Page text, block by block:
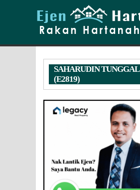
SAHARUDIN TUNGGAL
(E2819)